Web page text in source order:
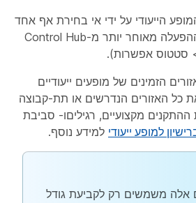
הייעודי על ידי אי בחירת אף אחד
מהאזורים והשלם את ההפעלה מאוחר יותר מ-Control Hub
סטטוס אפשרות).
הזמינים של מופעים ייעודיים
כל האזורים הנדרשים או תת-קבוצה
ההתקנים מקצועיים, רגיליםו- סביבת
למופע ייעודי למידע נוסף.
אלה משמשים רק לקביעת גודל